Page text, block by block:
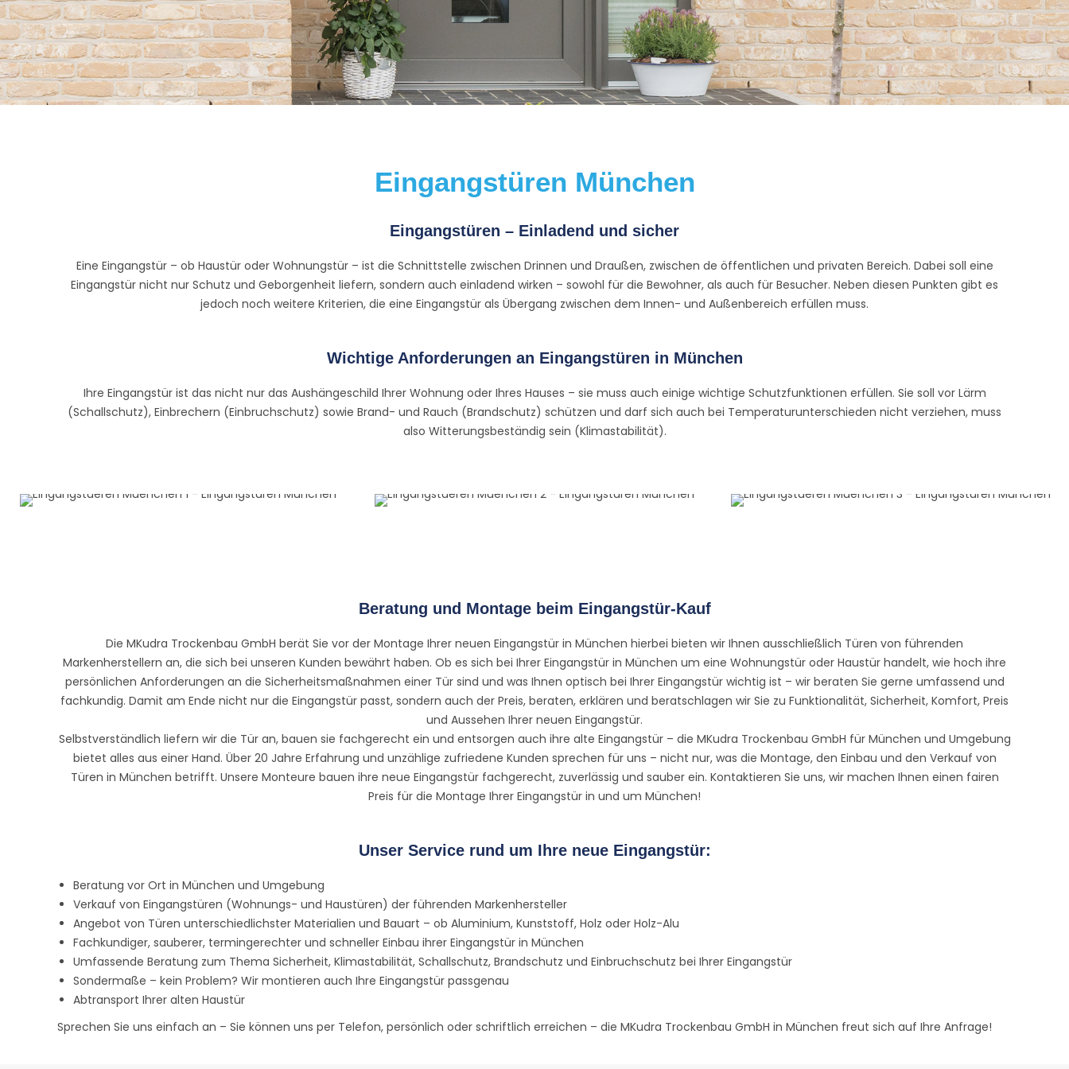
Eingangstüren München
Eingangstüren – Einladend und sicher
Eine Eingangstür – ob Haustür oder Wohnungstür – ist die Schnittstelle zwischen Drinnen und Draußen, zwischen de öffentlichen und privaten Bereich. Dabei soll eine
Eingangstür nicht nur Schutz und Geborgenheit liefern, sondern auch einladend wirken – sowohl für die Bewohner, als auch für Besucher. Neben diesen Punkten gibt es
jedoch noch weitere Kriterien, die eine Eingangstür als Übergang zwischen dem Innen- und Außenbereich erfüllen muss.
Wichtige Anforderungen an Eingangstüren in München
Ihre Eingangstür ist das nicht nur das Aushängeschild Ihrer Wohnung oder Ihres Hauses – sie muss auch einige wichtige Schutzfunktionen erfüllen. Sie soll vor Lärm
(Schallschutz), Einbrechern (Einbruchschutz) sowie Brand- und Rauch (Brandschutz) schützen und darf sich auch bei Temperaturunterschieden nicht verziehen, muss
also Witterungsbeständig sein (Klimastabilität).
Beratung und Montage beim Eingangstür-Kauf
Die MKudra Trockenbau GmbH berät Sie vor der Montage Ihrer neuen Eingangstür in München hierbei bieten wir Ihnen ausschließlich Türen von führenden
Markenherstellern an, die sich bei unseren Kunden bewährt haben. Ob es sich bei Ihrer Eingangstür in München um eine Wohnungstür oder Haustür handelt, wie hoch ihre
persönlichen Anforderungen an die Sicherheitsmaßnahmen einer Tür sind und was Ihnen optisch bei Ihrer Eingangstür wichtig ist – wir beraten Sie gerne umfassend und
fachkundig. Damit am Ende nicht nur die Eingangstür passt, sondern auch der Preis, beraten, erklären und beratschlagen wir Sie zu Funktionalität, Sicherheit, Komfort, Preis
und Aussehen Ihrer neuen Eingangstür.
Selbstverständlich liefern wir die Tür an, bauen sie fachgerecht ein und entsorgen auch ihre alte Eingangstür – die MKudra Trockenbau GmbH für München und Umgebung
bietet alles aus einer Hand. Über 20 Jahre Erfahrung und unzählige zufriedene Kunden sprechen für uns – nicht nur, was die Montage, den Einbau und den Verkauf von
Türen in München betrifft. Unsere Monteure bauen ihre neue Eingangstür fachgerecht, zuverlässig und sauber ein. Kontaktieren Sie uns, wir machen Ihnen einen fairen
Preis für die Montage Ihrer Eingangstür in und um München!
Unser Service rund um Ihre neue Eingangstür:
Beratung vor Ort in München und Umgebung
Verkauf von Eingangstüren (Wohnungs- und Haustüren) der führenden Markenhersteller
Angebot von Türen unterschiedlichster Materialien und Bauart – ob Aluminium, Kunststoff, Holz oder Holz-Alu
Fachkundiger, sauberer, termingerechter und schneller Einbau ihrer Eingangstür in München
Umfassende Beratung zum Thema Sicherheit, Klimastabilität, Schallschutz, Brandschutz und Einbruchschutz bei Ihrer Eingangstür
Sondermaße – kein Problem? Wir montieren auch Ihre Eingangstür passgenau
Abtransport Ihrer alten Haustür
Sprechen Sie uns einfach an – Sie können uns per Telefon, persönlich oder schriftlich erreichen – die MKudra Trockenbau GmbH in München freut sich auf Ihre Anfrage!